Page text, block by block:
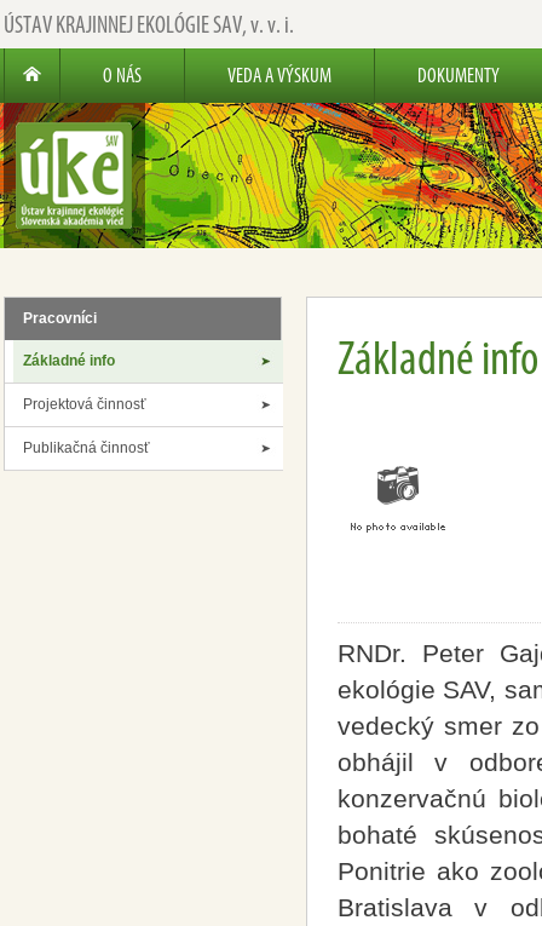
ÚSTAV KRAJINNEJ EKOLÓGIE SAV,v. v. i.
O NÁS VEDA A VÝSKUM DOKUMENTY
Pracovníci
Základné info
Projektová činnosť
Publikačná činnosť
Základné info
RNDr. Peter
ekológie SAV,
vedecký smer
obhájil v
konzervačnú
bohaté
Ponitrie ako
Bratislava v